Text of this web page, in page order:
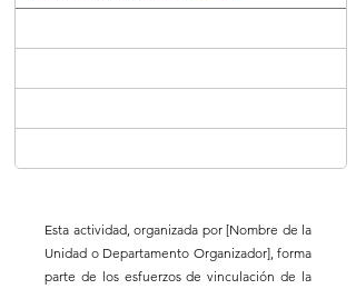
Esta actividad, organizada por [Nombre de la
Unidad o Departamento Organizador], forma
parte de los esfuerzos de vinculación de la